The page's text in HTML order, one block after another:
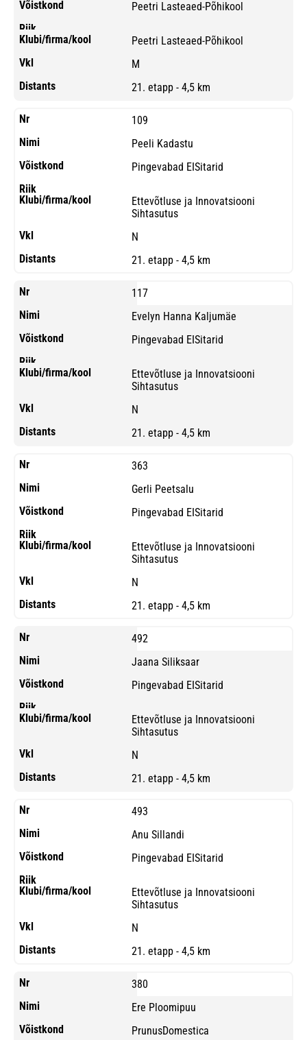
Peetri Lasteaed-Põhikool
Peetri Lasteaed-Põhikool
M
21. etapp - 4,5 km
109
Peeli Kadastu
Pingevabad EISitarid
Ettevõtluse ja Innovatsiooni
Sihtasutus
N
21. etapp - 4,5 km
117
Evelyn Hanna Kaljumäe
Pingevabad EISitarid
Ettevõtluse ja Innovatsiooni
Sihtasutus
N
21. etapp - 4,5 km
363
Gerli Peetsalu
Pingevabad EISitarid
Ettevõtluse ja Innovatsiooni
Sihtasutus
N
21. etapp - 4,5 km
492
Jaana Siliksaar
Pingevabad EISitarid
Ettevõtluse ja Innovatsiooni
Sihtasutus
N
21. etapp - 4,5 km
493
Anu Sillandi
Pingevabad EISitarid
Ettevõtluse ja Innovatsiooni
Sihtasutus
N
21. etapp - 4,5 km
380
Ere Ploomipuu
PrunusDomestica